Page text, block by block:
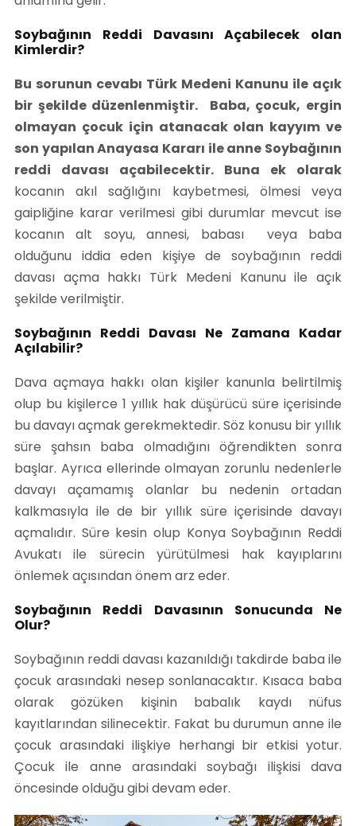
Soybağının Reddi Davasını Açabilecek olan
Kimlerdir?
Bu sorunun cevabı Türk Medeni Kanunu ile açık
bir şekilde düzenlenmiştir.
Baba, çocuk, ergin
olmayan çocuk için atanacak olan kayyım ve
son yapılan Anayasa Kararı ile anne Soybağının
reddi davası açabilecektir. Buna ek olarak
kocanın akıl sağlığını kaybetmesi, ölmesi veya
gaipliğine karar verilmesi gibi durumlar mevcut ise
kocanın alt soyu, annesi, babası veya baba
olduğunu iddia eden kişiye de soybağının reddi
davası açma hakkı Türk Medeni Kanunu ile açık
şekilde verilmiştir.
Soybağının Reddi Davası Ne Zamana Kadar
Açılabilir?
Dava açmaya hakkı olan kişiler kanunla belirtilmiş
olup bu kişilerce 1 yıllık hak düşürücü süre içerisinde
bu davayı açmak gerekmektedir. Söz konusu bir yıllık
süre şahsın baba olmadığını öğrendikten sonra
başlar. Ayrıca ellerinde olmayan zorunlu nedenlerle
davayı açamamış olanlar bu nedenin ortadan
kalkmasıyla ile de bir yıllık süre içerisinde davayı
açmalıdır. Süre kesin olup Konya Soybağının Reddi
Avukatı ile sürecin yürütülmesi hak kayıplarını
önlemek açısından önem arz eder.
Soybağının Reddi Davasının Sonucunda Ne
Olur?
Soybağının reddi davası kazanıldığı takdirde baba ile
çocuk arasındaki nesep sonlanacaktır. Kısaca baba
olarak gözüken kişinin babalık kaydı nüfus
kayıtlarından silinecektir. Fakat bu durumun anne ile
çocuk arasındaki ilişkiye herhangi bir etkisi yotur.
Çocuk ile anne arasındaki soybağı ilişkisi dava
öncesinde olduğu gibi devam eder.